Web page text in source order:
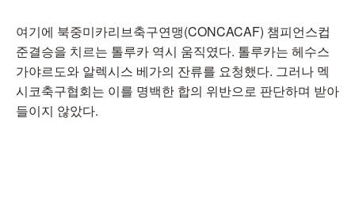
여기에 북중미카리브축구연맹(CONCACAF) 챔피언스컵
준결승을 치르는 톨루카 역시 움직였다. 톨루카는 헤수스
가야르도와 알렉시스 베가의 잔류를 요청했다. 그러나 멕
시코축구협회는 이를 명백한 합의 위반으로 판단하며 받아
들이지 않았다.